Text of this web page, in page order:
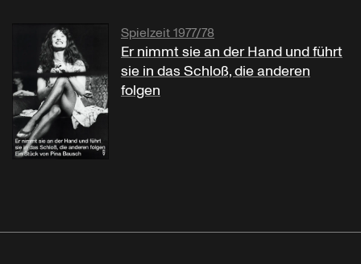
Spielzeit 1977/78
Er nimmt sie an der Hand und führt
sie in das Schloß, die anderen
folgen